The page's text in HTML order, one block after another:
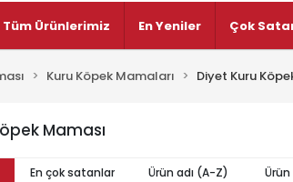
Tüm Ürünlerimiz En Yeniler Çok
Kuru Köpek Mamaları Diyet Kuru
Maması
En çok satanlar Ürün adı (A-Z)